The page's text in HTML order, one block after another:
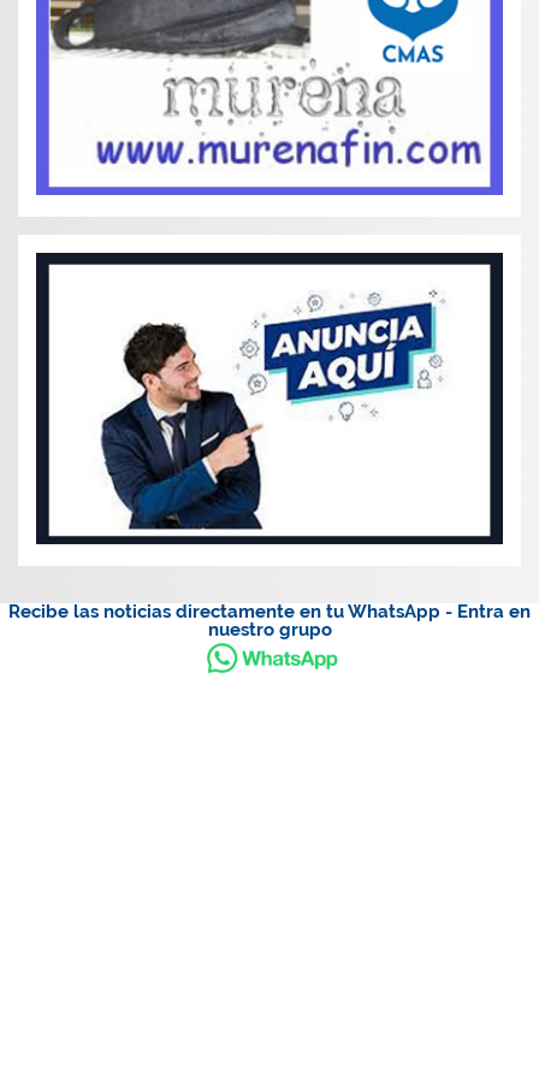
Recibe las noticias directamente en tu WhatsApp - Entra en
nuestro grupo